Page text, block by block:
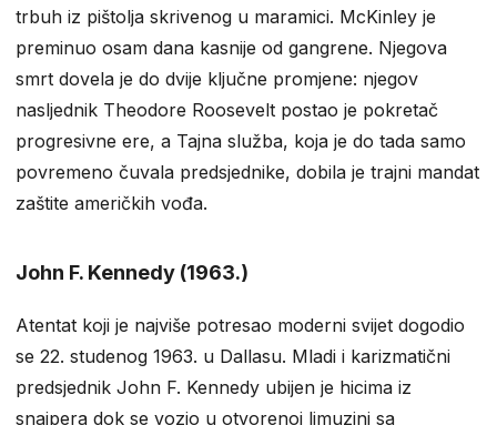
trbuh iz pištolja skrivenog u maramici. McKinley je
preminuo osam dana kasnije od gangrene. Njegova
smrt dovela je do dvije ključne promjene: njegov
nasljednik Theodore Roosevelt postao je pokretač
progresivne ere, a Tajna služba, koja je do tada samo
povremeno čuvala predsjednike, dobila je trajni mandat
zaštite američkih vođa.
John F. Kennedy (1963.)
Atentat koji je najviše potresao moderni svijet dogodio
se 22. studenog 1963. u Dallasu. Mladi i karizmatični
predsjednik John F. Kennedy ubijen je hicima iz
snajpera dok se vozio u otvorenoj limuzini sa